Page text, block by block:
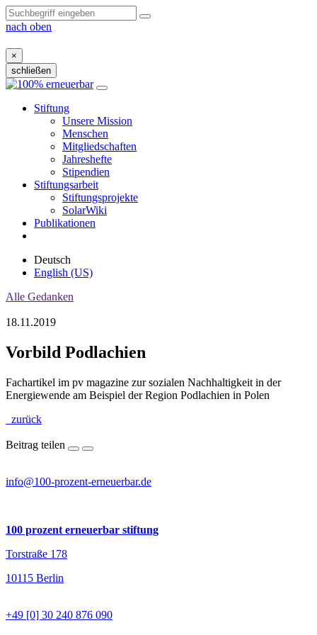
nach oben
×
schließen
Zum
Stiftung
Unsere Mission
Menschen
Mitgliedschaften
Jahreshefte
Stipendien
Stiftungsarbeit
Stiftungsprojekte
SolarWiki
Publikationen
Deutsch
English (US)
Alle Gedanken
18.11.2019
Vorbild Podlachien
Fachartikel im pv magazine zur sozialen Nachhaltigkeit in der
Energiewende am Beispiel der Region Podlachien in Polen
zurück
Beitrag teilen
info@100-prozent-erneuerbar.de
100 prozent erneuerbar stiftung
Torstraße 178
10115 Berlin
+49 [0] 30 240 876 090